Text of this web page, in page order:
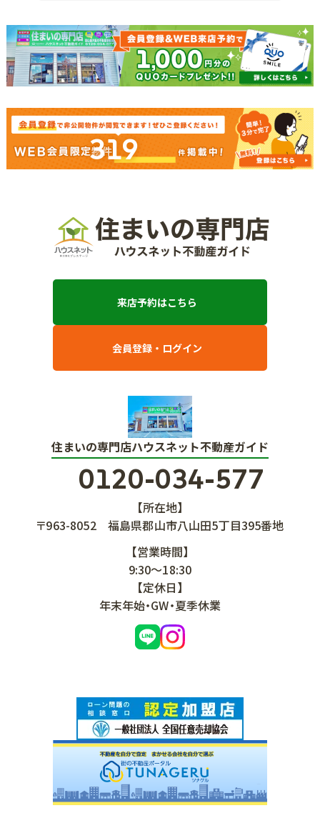
319
来店予約はこちら
会員登録・ログイン
住まいの専門店ハウスネット不動産ガイド
0120-034-577
【所在地】
〒963-8052
福島県郡山市八山田5丁目395番地
【営業時間】
9:30～18:30
【定休日】
年末年始・GW・夏季休業